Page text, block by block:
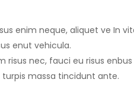
enim neque, aliquet ve In
enut vehicula.
nec, fauci eu risus enbus
turpis massa tincidunt ante.